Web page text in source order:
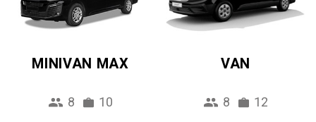
MINIVAN MAX
8 10
VAN
8 12